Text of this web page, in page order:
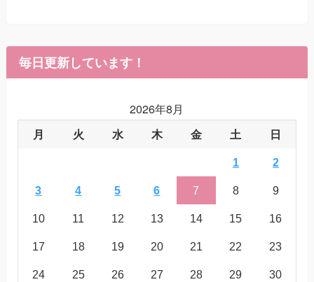
毎日更新しています！
2026年8月
月 火 水 木 金 土 日
1 2
3 4 5 6 7 8 9
10 11 12 13 14 15 16
17 18 19 20 21 22 23
24 25 26 27 28 29 30